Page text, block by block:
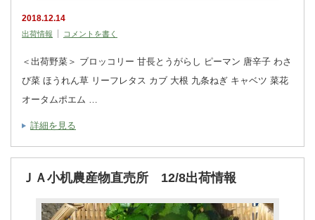
2018.12.14
出荷情報 コメントを書く
＜出荷野菜＞ ブロッコリー 甘長とうがらし ピーマン 唐辛子 わさ
び菜 ほうれん草 リーフレタス カブ 大根 九条ねぎ キャベツ 菜花
オータムポエム …
詳細を見る
ＪＡ小机農産物直売所 12/8出荷情報